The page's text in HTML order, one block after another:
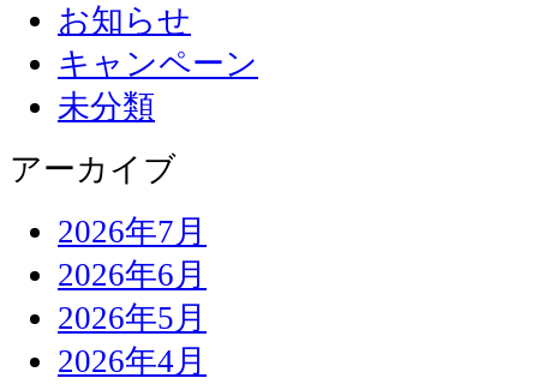
お知らせ
キャンペーン
未分類
アーカイブ
2026年7月
2026年6月
2026年5月
2026年4月